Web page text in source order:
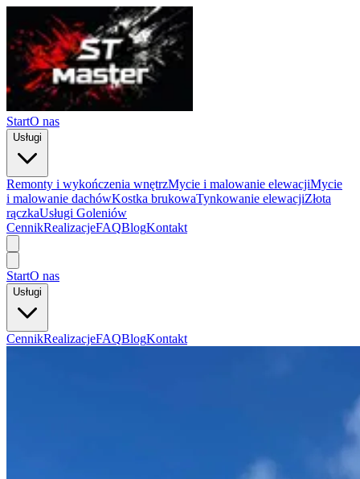
StartO nas
Usługi
Remonty i wykończenia wnętrzMycie i malowanie elewacjiMycie
i malowanie dachówKostka brukowaTynkowanie elewacjiZłota
rączkaUsługi Goleniów
CennikRealizacjeFAQBlogKontakt
StartO nas
Usługi
CennikRealizacjeFAQBlogKontakt